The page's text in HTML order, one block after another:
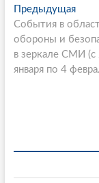
P
o
s
t
v
ПредыдущаяП
р
е
д
ы
т
События в
обороны и
в зеркале СМИ (с
января по 4